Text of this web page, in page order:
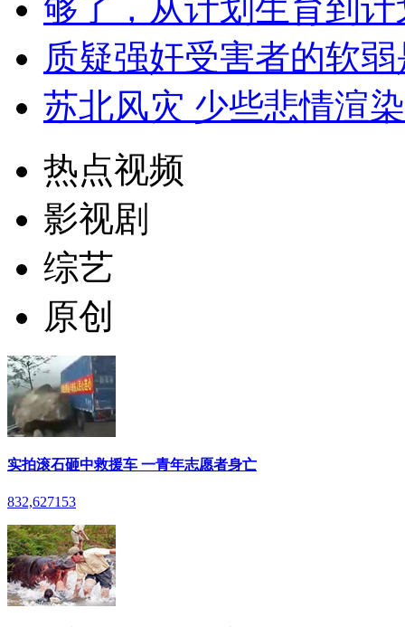
够了，从计划生育到
质疑强奸受害者的软
苏北风灾 少些悲情渲
热点视频
影视剧
综艺
原创
实拍滚石砸中救援车 一青年志愿者身亡
832,627153